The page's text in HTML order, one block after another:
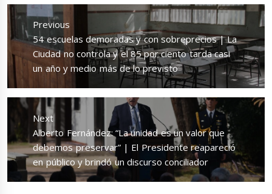
de
entradas
Previous
Previous
post:
54 escuelas demoradas y con sobreprecios | La
Ciudad no controla y el 85 por ciento tarda casi
un año y medio más de lo previsto
Next
Next
post:
Alberto Fernández: “La unidad es un valor que
debemos preservar” | El Presidente reapareció
en público y brindó un discurso conciliador